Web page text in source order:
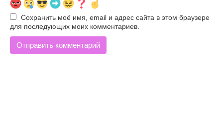
Сохранить моё имя, email и адрес сайта в этом браузере
для последующих моих комментариев.